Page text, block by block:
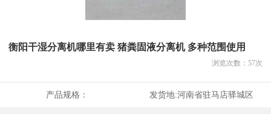
衡阳干湿分离机哪里有卖 猪粪固液分离机 多种范围使用
浏览次数： 57次
产品规格： 发货地:河南省驻马店驿城区